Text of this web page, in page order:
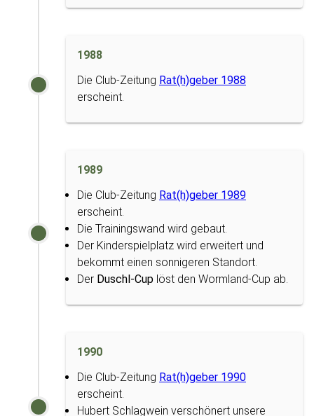
1988
Die Club-Zeitung Rat(h)geber 1988
erscheint.
1989
Die Club-Zeitung Rat(h)geber 1989
erscheint.
Die Trainingswand wird gebaut.
Der Kinderspielplatz wird erweitert und
bekommt einen sonnigeren Standort.
Der Duschl-Cup löst den Wormland-Cup ab.
1990
Die Club-Zeitung Rat(h)geber 1990
erscheint.
Hubert Schlagwein verschönert unsere